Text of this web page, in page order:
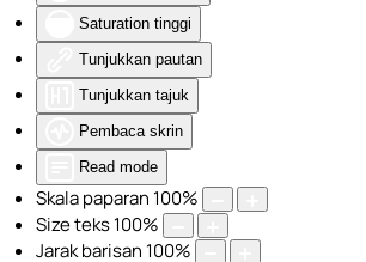
Saturation tinggi
Tunjukkan pautan
Tunjukkan tajuk
Pembaca skrin
Read mode
Skala paparan 100%
Size teks100%
Jarak barisan 100%